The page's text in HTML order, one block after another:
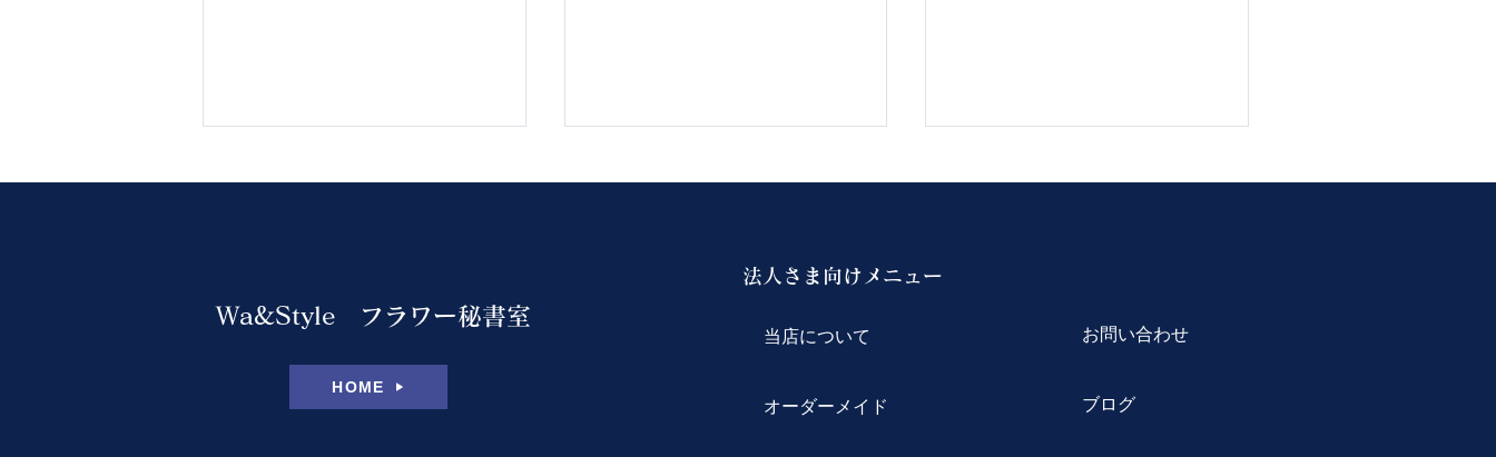
9月もよろしくお願いしま
感謝の気持ち伝えませんか？
Wa&Style フラワー秘書室
HOME
法人さま向けメニュー
当店について
オーダーメイド
お問い合わせ
ブログ